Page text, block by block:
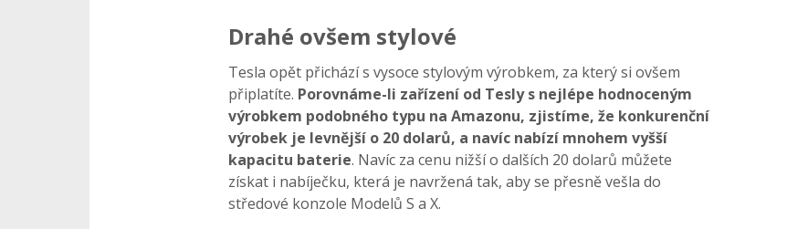
Drahé ovšem stylové
Tesla opět přichází s vysoce stylovým výrobkem, za který si ovšem
připlatíte. Porovnáme-li zařízení od Tesly s nejlépe hodnoceným
výrobkem podobného typu na Amazonu, zjistíme, že konkurenční
výrobek je levnější o 20 dolarů, a navíc nabízí mnohem vyšší
kapacitu baterie. Navíc za cenu nižší o dalších 20 dolarů můžete
získat i nabíječku, která je navržená tak, aby se přesně vešla do
středové konzole Modelů S a X.